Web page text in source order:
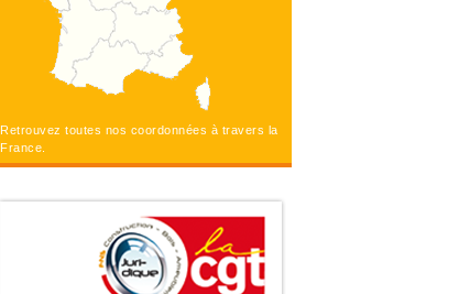
Retrouvez toutes nos coordonnées à travers la
France.